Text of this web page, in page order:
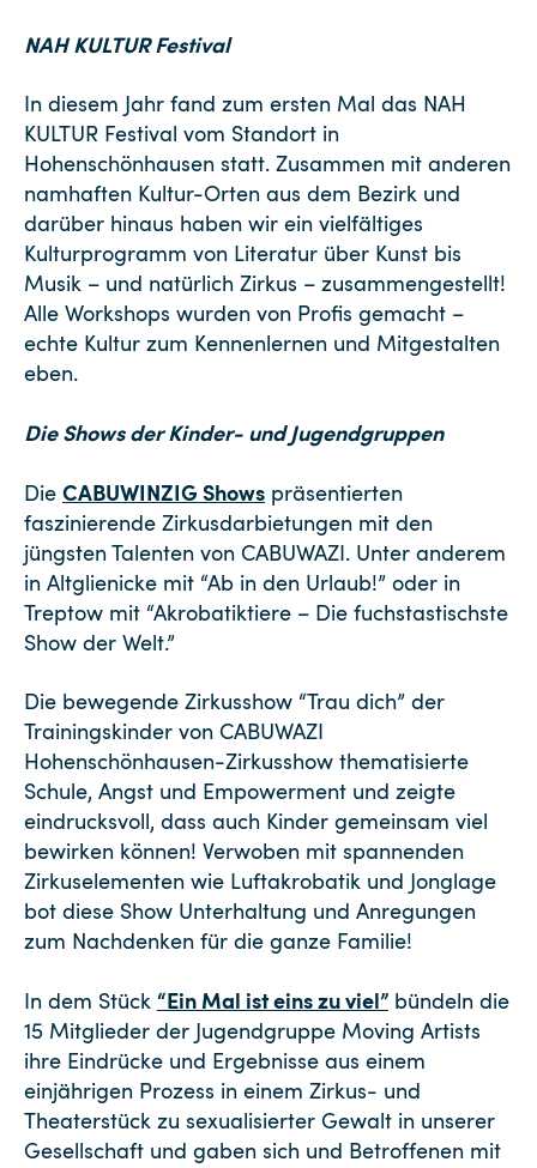
NAH KULTUR Festival
In diesem Jahr fand zum ersten Mal das NAH
KULTUR Festival vom Standort in
Hohenschönhausen statt. Zusammen mit anderen
namhaften Kultur-Orten aus dem Bezirk und
darüber hinaus haben wir ein vielfältiges
Kulturprogramm von Literatur über Kunst bis
Musik – und natürlich Zirkus – zusammengestellt!
Alle Workshops wurden von Profis gemacht –
echte Kultur zum Kennenlernen und Mitgestalten
eben.
Die Shows der Kinder- und Jugendgruppen
Die CABUWINZIG Shows präsentierten
faszinierende Zirkusdarbietungen mit den
jüngsten Talenten von CABUWAZI. Unter anderem
in Altglienicke mit “Ab in den Urlaub!” oder in
Treptow mit “Akrobatiktiere – Die fuchstastischste
Show der Welt.”
Die bewegende Zirkusshow “Trau dich” der
Trainingskinder von CABUWAZI
Hohenschönhausen-Zirkusshow thematisierte
Schule, Angst und Empowerment und zeigte
eindrucksvoll, dass auch Kinder gemeinsam viel
bewirken können! Verwoben mit spannenden
Zirkuselementen wie Luftakrobatik und Jonglage
bot diese Show Unterhaltung und Anregungen
zum Nachdenken für die ganze Familie!
In dem Stück “Ein Mal ist eins zu viel” bündeln die
15 Mitglieder der Jugendgruppe Moving Artists
ihre Eindrücke und Ergebnisse aus einem
einjährigen Prozess in einem Zirkus- und
Theaterstück zu sexualisierter Gewalt in unserer
Gesellschaft und gaben sich und Betroffenen mit